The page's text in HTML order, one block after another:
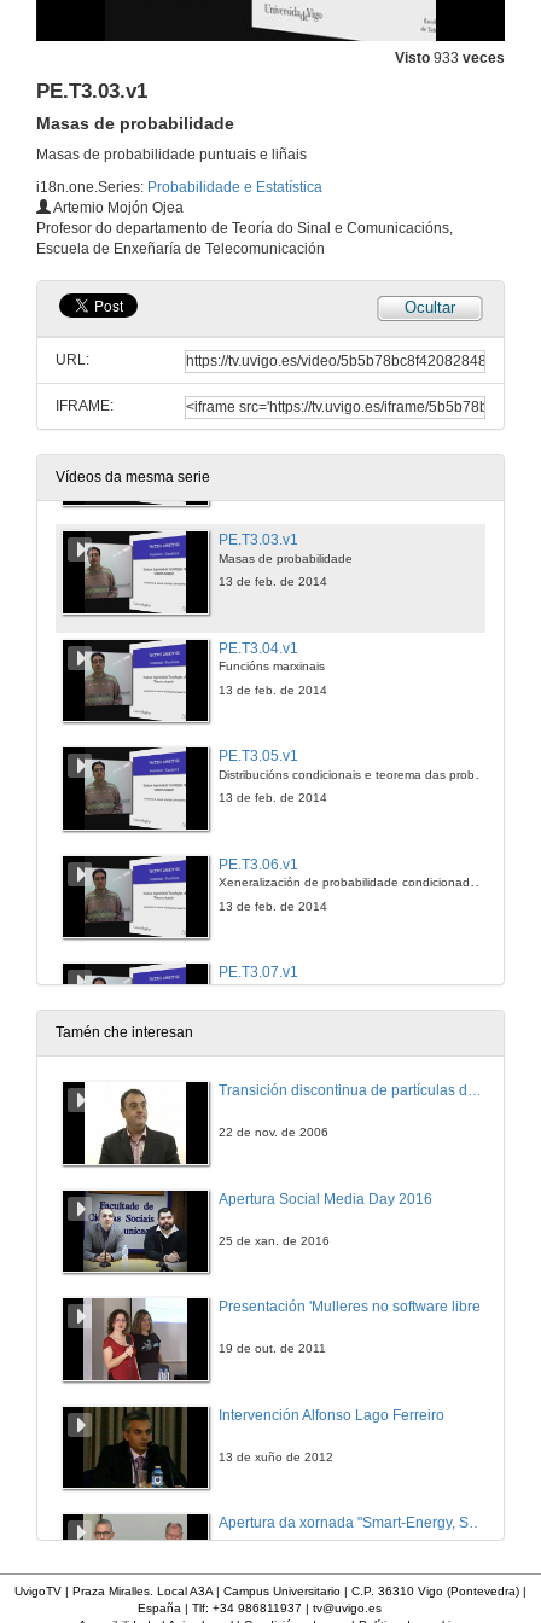
Visto 933 veces
PE.T3.03.v1
Masas de probabilidade
Masas de probabilidade puntuais e liñais
i18n.one.Series: Probabilidade e Estatística
Artemio Mojón Ojea
Profesor do departamento de Teoría do Sinal e Comunicacións,
Escuela de Enxeñaría de Telecomunicación
Ocultar
URL:
IFRAME:
Vídeos da mesma serie
Índices de localización
19 de feb. de 2014
Cálculo de esperanzas
19 de feb. de 2014
Índices de dispersión
19 de feb. de 2014
Función de distribución dun vector aleatorio
13 de feb. de 2014
PE.T3.02.v1
PE.T3.03.v1
Masas de probabilidade
13 de feb. de 2014
PE.T3.04.v1
Funcións marxinais
13 de feb. de 2014
PE.T3.05.v1
13 de feb. de 2014
PE.T3.06.v1
Xeneralización de probabilidade condicionada e versión continua do teorema das probabilidades totais
13 de feb. de 2014
PE.T3.07.v1
Independencia estadística entre variables aleatorias
13 de feb. de 2014
PE.T3.08.v1
Transformacións de VA bidimensionais: transformacións multivariantes
PE.T3.10.v1
Correlación
PE.T3.11.v1
Regresión
Normalidade n-dimensional
Tamén che interesan
Transición discontinua de partículas de microgel termosensible
22 de nov. de 2006
Apertura Social Media Day 2016
25 de xan. de 2016
Presentación 'Mulleres no software libre'
19 de out. de 2011
Intervención Alfonso Lago Ferreiro
13 de xuño de 2012
Apertura da xornada "Smart-Energy, Smart-City"
UvigoTV | Praza Miralles. Local A3A | Campus Universitario | C.P. 36310 Vigo (Pontevedra) |
España | Tlf: +34 986811937 | tv@uvigo.es